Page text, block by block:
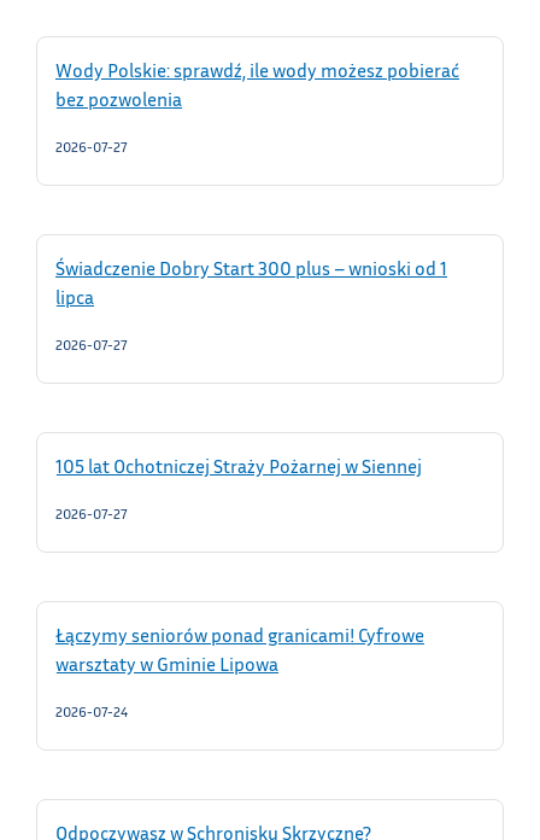
Wody Polskie: sprawdź, ile wody możesz pobierać
bez pozwolenia
2026-07-27
Świadczenie Dobry Start 300 plus – wnioski od 1
lipca
2026-07-27
105 lat Ochotniczej Straży Pożarnej w Siennej
2026-07-27
Łączymy seniorów ponad granicami! Cyfrowe
warsztaty w Gminie Lipowa
2026-07-24
Odpoczywasz w Schronisku Skrzyczne?